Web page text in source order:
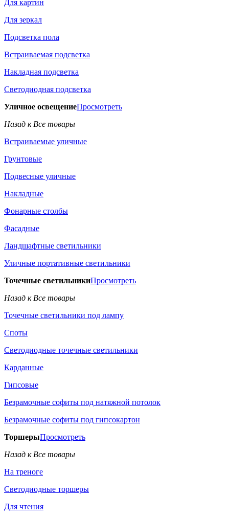
Для картин
Для зеркал
Подсветка пола
Встраиваемая подсветка
Накладная подсветка
Светодиодная подсветка
Уличное освещениеПросмотреть
Назад к Все товары
Встраиваемые уличные
Грунтовые
Подвесные уличные
Накладные
Фонарные столбы
Фасадные
Ландшафтные светильники
Уличные портативные светильники
Точечные светильникиПросмотреть
Назад к Все товары
Точечные светильники под лампу
Споты
Светодиодные точечные светильники
Карданные
Гипсовые
Безрамочные софиты под натяжной потолок
Безрамочные софиты под гипсокартон
ТоршерыПросмотреть
Назад к Все товары
На треноге
Светодиодные торшеры
Для чтения